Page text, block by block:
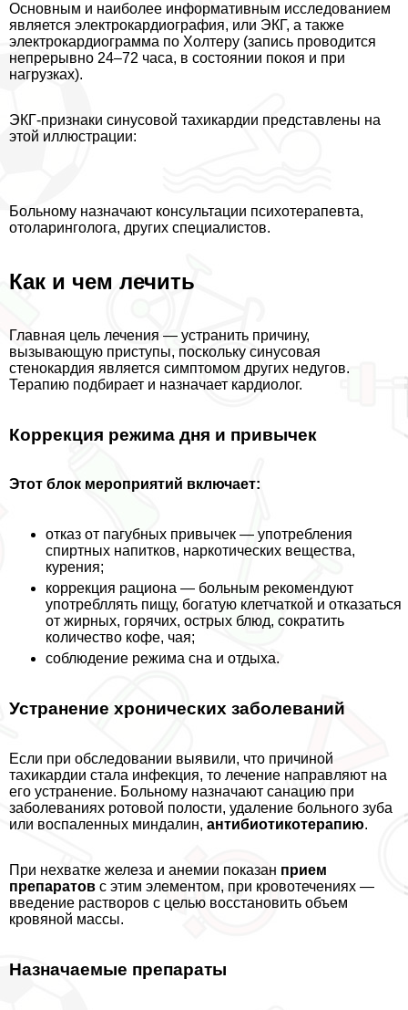
Основным и наиболее информативным исследованием
является электрокардиография, или ЭКГ, а также
электрокардиограмма по Холтеру (запись проводится
непрерывно 24–72 часа, в состоянии покоя и при
нагрузках).
ЭКГ-признаки синусовой тахикардии представлены на
этой иллюстрации:
Больному назначают консультации психотерапевта,
отоларинголога, других специалистов.
Как и чем лечить
Главная цель лечения — устранить причину,
вызывающую приступы, поскольку синусовая
стенокардия является симптомом других недугов.
Терапию подбирает и назначает кардиолог.
Коррекция режима дня и привычек
Этот блок мероприятий включает:
отказ от пагубных привычек — употрeбления
спиртных напитков, наркотических вещества,
курения;
коррекция рациона — больным рекомендуют
употрeбллять пищу, богатую клетчаткой и отказаться
от жирных, горячих, острых блюд, сократить
количество кофе, чая;
соблюдение режима сна и отдыха.
Устранение хронических заболеваний
Если при обследовании выявили, что причиной
тахикардии стала инфекция, то лечение направляют на
его устранение. Больному назначают санацию при
заболеваниях ротовой полости, удаление больного зуба
или воспаленных миндалин, антибиотикотерапию.
При нехватке железа и анемии показан прием
препаратов с этим элементом, при кровотечениях —
введение растворов с целью восстановить объем
кровяной массы.
Назначаемые препараты